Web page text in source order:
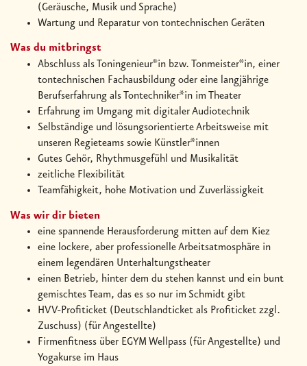
(Geräusche, Musik und Sprache)
Wartung und Reparatur von tontechnischen Geräten
Was du mitbringst
Abschluss als Toningenieur*in bzw. Tonmeister*in, einer
tontechnischen Fachausbildung oder eine langjährige
Berufserfahrung als Tontechniker*in im Theater
Erfahrung im Umgang mit digitaler Audiotechnik
Selbständige und lösungsorientierte Arbeitsweise mit
unseren Regieteams sowie Künstler*innen
Gutes Gehör, Rhythmusgefühl und Musikalität
zeitliche Flexibilität
Teamfähigkeit, hohe Motivation und Zuverlässigkeit
Was wir dir bieten
eine spannende Herausforderung mitten auf dem Kiez
eine lockere, aber professionelle Arbeitsatmosphäre in
einem legendären Unterhaltungstheater
einen Betrieb, hinter dem du stehen kannst und ein bunt
gemischtes Team, das es so nur im Schmidt gibt
HVV-Profiticket (Deutschlandticket als Profiticket zzgl.
Zuschuss) (für Angestellte)
Firmenfitness über EGYM Wellpass (für Angestellte) und
Yogakurse im Haus